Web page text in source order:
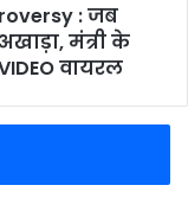
: जब
मंत्री के
वायरल